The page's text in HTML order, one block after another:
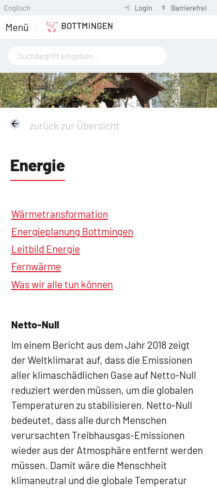
Englisch Login Barrierefrei
Menü
zurück zur Übersicht
Energie
Wärmetransformation
Energieplanung Bottmingen
Leitbild Energie
Fernwärme
Was wir alle tun können
Netto-Null
Im einem Bericht aus dem Jahr 2018 zeigt
der Weltklimarat auf, dass die Emissionen
aller klimaschädlichen Gase auf Netto-Null
reduziert werden müssen, um die globalen
Temperaturen zu stabilisieren. Netto-Null
bedeutet, dass alle durch Menschen
verursachten Treibhausgas-Emissionen
wieder aus der Atmosphäre entfernt werden
müssen. Damit wäre die Menschheit
klimaneutral und die globale Temperatur